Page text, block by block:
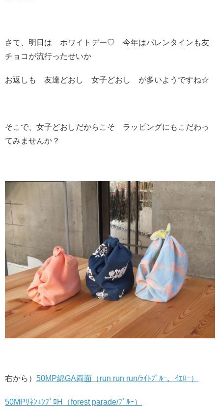
さて、明日は ホワイトデー♡ 今年はバレンタインも友
チョコが流行ったせいか
お返しも 友達どおし 女子どおし が多いようですね☆
そこで、女子どおしだからこそ ラッピングにもこだわっ
てみませんか？
右から） 50MP綿GA両面（run run run/ﾗｲﾄﾌﾞﾙｰ、ｲｴﾛｰ）
50MPﾘﾈﾝｴﾝﾌﾞﾛH（forest parade/ﾌﾞﾙｰ）